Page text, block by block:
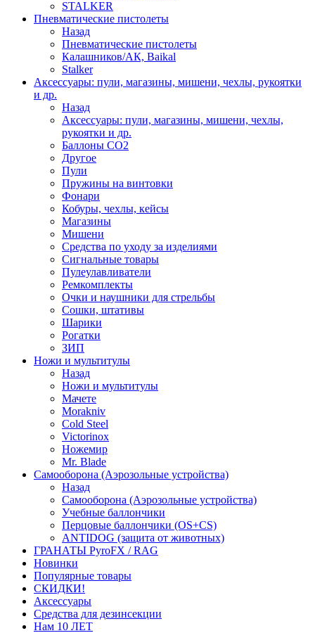
STALKER
Пневматические пистолеты
Назад
Пневматические пистолеты
Калашников/АК, Baikal
Stalker
Аксессуары: пули, магазины, мишени, чехлы, рукоятки
и др.
Назад
Аксессуары: пули, магазины, мишени, чехлы,
рукоятки и др.
Баллоны CO2
Другое
Пули
Пружины на винтовки
Фонари
Кобуры, чехлы, кейсы
Магазины
Мишени
Средства по уходу за изделиями
Сигнальные товары
Пулеулавливатели
Ремкомплекты
Очки и наушники для стрельбы
Сошки, штативы
Шарики
Рогатки
ЗИП
Ножи и мультитулы
Назад
Ножи и мультитулы
Мачете
Morakniv
Cold Steel
Victorinox
Ножемир
Mr. Blade
Самооборона (Аэрозольные устройства)
Назад
Самооборона (Аэрозольные устройства)
Учебные баллончики
Перцовые баллончики (OS+CS)
ANTIDOG (защита от животных)
ГРАНАТЫ PyroFX / RAG
Новинки
Популярные товары
СКИДКИ!
Аксессуары
Средства для дезинсекции
Нам 10 ЛЕТ